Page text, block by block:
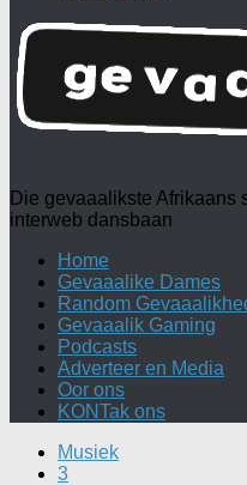
Die gevaaalikste Afrikaans
interweb dansbaan
Home
Gevaaalike Dames
Random
Gevaaalik Gaming
Podcasts
Adverteer en Media
Oor ons
KONTak ons
Musiek
3